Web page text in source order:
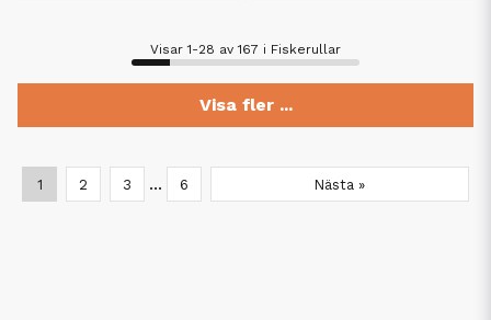
Visar 1-28 av 167 i Fiskerullar
Visa fler ...
1 2 3 ... 6 Nästa »